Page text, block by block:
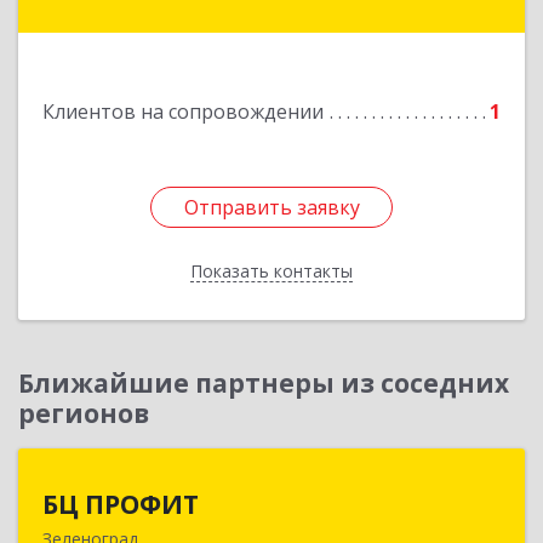
Клиентов на сопровождении 1
Отправить заявку
Показать контакты
Подробнее
Отправить заявку
Назад
Ближайшие партнеры из соседних
регионов
БЦ ПРОФИТ
Зеленоград